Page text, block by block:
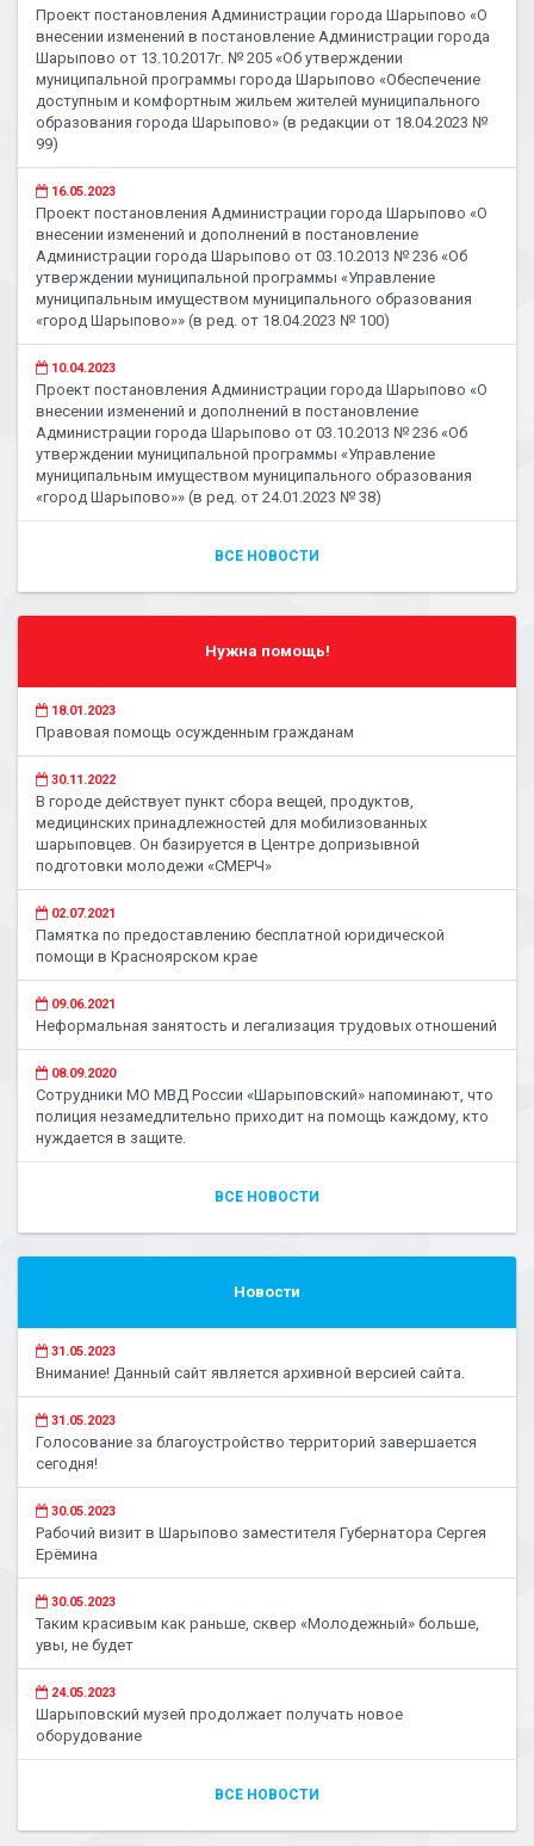
Проект постановления Администрации города Шарыпово «О
внесении изменений в постановление Администрации города
Шарыпово от 13.10.2017г. № 205 «Об утверждении
муниципальной программы города Шарыпово «Обеспечение
доступным и комфортным жильем жителей муниципального
образования города Шарыпово» (в редакции от 18.04.2023 №
99)
16.05.2023
Проект постановления Администрации города Шарыпово «О
внесении изменений и дополнений в постановление
Администрации города Шарыпово от 03.10.2013 № 236 «Об
утверждении муниципальной программы «Управление
муниципальным имуществом муниципального образования
«город Шарыпово»» (в ред. от 18.04.2023 № 100)
10.04.2023
Проект постановления Администрации города Шарыпово «О
внесении изменений и дополнений в постановление
Администрации города Шарыпово от 03.10.2013 № 236 «Об
утверждении муниципальной программы «Управление
муниципальным имуществом муниципального образования
«город Шарыпово»» (в ред. от 24.01.2023 № 38)
ВСЕ НОВОСТИ
Нужна помощь!
18.01.2023
Правовая помощь осужденным гражданам
30.11.2022
В городе действует пункт сбора вещей, продуктов,
медицинских принадлежностей для мобилизованных
шарыповцев. Он базируется в Центре допризывной
подготовки молодежи «СМЕРЧ»
02.07.2021
Памятка по предоставлению бесплатной юридической
помощи в Красноярском крае
09.06.2021
Неформальная занятость и легализация трудовых отношений
08.09.2020
Сотрудники МО МВД России «Шарыповский» напоминают, что
полиция незамедлительно приходит на помощь каждому, кто
нуждается в защите.
ВСЕ НОВОСТИ
Новости
31.05.2023
Внимание! Данный сайт является архивной версией сайта.
31.05.2023
Голосование за благоустройство территорий завершается
сегодня!
30.05.2023
Рабочий визит в Шарыпово заместителя Губернатора Сергея
Ерёмина
30.05.2023
Таким красивым как раньше, сквер «Молодежный» больше,
увы, не будет
24.05.2023
Шарыповский музей продолжает получать новое
оборудование
ВСЕ НОВОСТИ